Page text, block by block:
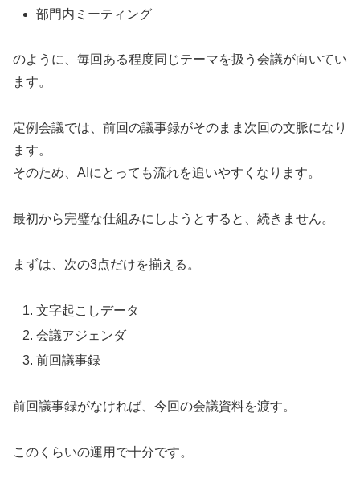
部門内ミーティング
のように、毎回ある程度同じテーマを扱う会議が向いてい
ます。
定例会議では、前回の議事録がそのまま次回の文脈になり
ます。
そのため、AIにとっても流れを追いやすくなります。
最初から完璧な仕組みにしようとすると、続きません。
まずは、次の3点だけを揃える。
文字起こしデータ
会議アジェンダ
前回議事録
前回議事録がなければ、今回の会議資料を渡す。
このくらいの運用で十分です。